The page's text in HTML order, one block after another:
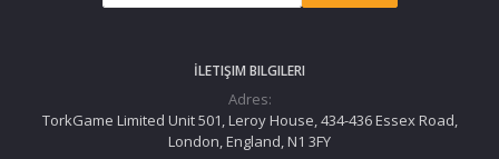
İLETIŞIM BILGILERI
Adres:
TorkGame Limited Unit 501, Leroy House, 434-436 Essex Road,
London, England, N1 3FY